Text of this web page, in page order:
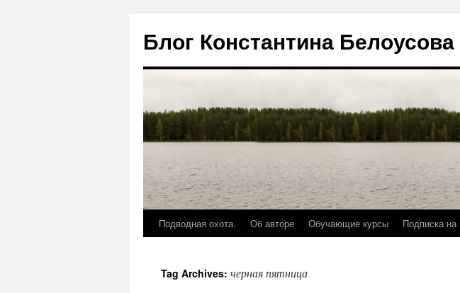
Блог Константина Белоусова
Подводная охота. Об авторе Обучающие курсы Подписка на
Tag Archives: черная пятница